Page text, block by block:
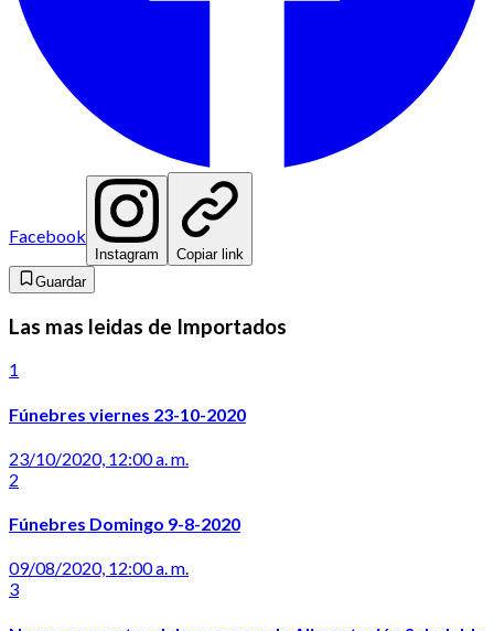
Facebook
Instagram
Copiar link
Guardar
Las mas leidas de Importados
1
Fúnebres viernes 23-10-2020
23/10/2020, 12:00 a. m.
2
Fúnebres Domingo 9-8-2020
09/08/2020, 12:00 a. m.
3